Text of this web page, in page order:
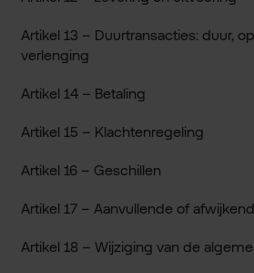
Artikel 13 – Duurtransacties: duur,
verlenging
Artikel 14 – Betaling
Artikel 15 – Klachtenregeling
Artikel 16 – Geschillen
Artikel 17 – Aanvullende of
Artikel 18 – Wijziging van de